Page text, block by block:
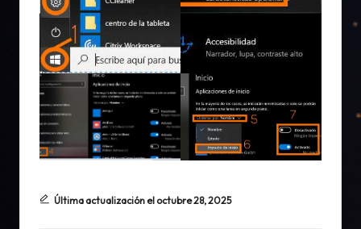
Última actualización el octubre 28, 2025